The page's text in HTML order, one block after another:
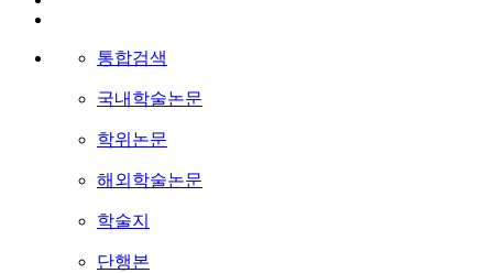
통합검색
국내학술논문
학위논문
해외학술논문
학술지
단행본